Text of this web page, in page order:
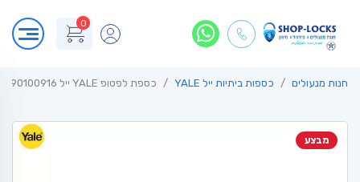
0
חנות מנעולים כספות ביתיות ייל YALE כספת לפטופ YALE ייל 90100916
מבצע